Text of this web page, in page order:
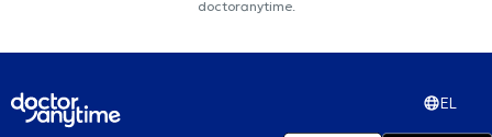
doctoranytime.
EL